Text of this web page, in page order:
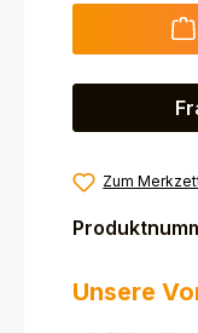
Zum
Unsere